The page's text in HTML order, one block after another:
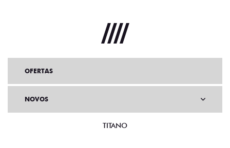
OFERTAS
NOVOS
TITANO